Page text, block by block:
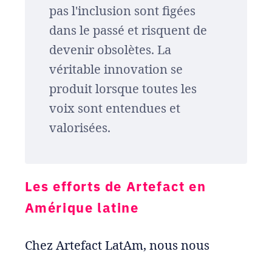
pas l'inclusion sont figées
dans le passé et risquent de
devenir obsolètes. La
véritable innovation se
produit lorsque toutes les
voix sont entendues et
valorisées.
Les efforts de Artefact en
Amérique latine
Chez Artefact LatAm, nous nous